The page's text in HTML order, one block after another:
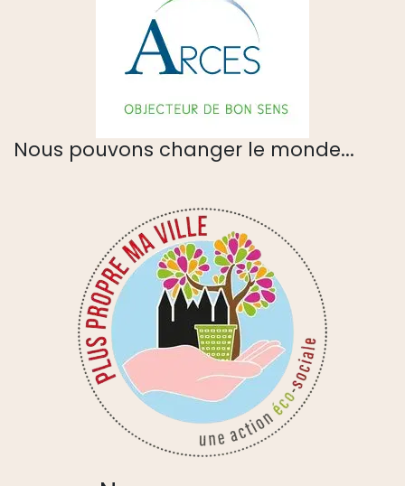
Nous pouvons changer le monde...